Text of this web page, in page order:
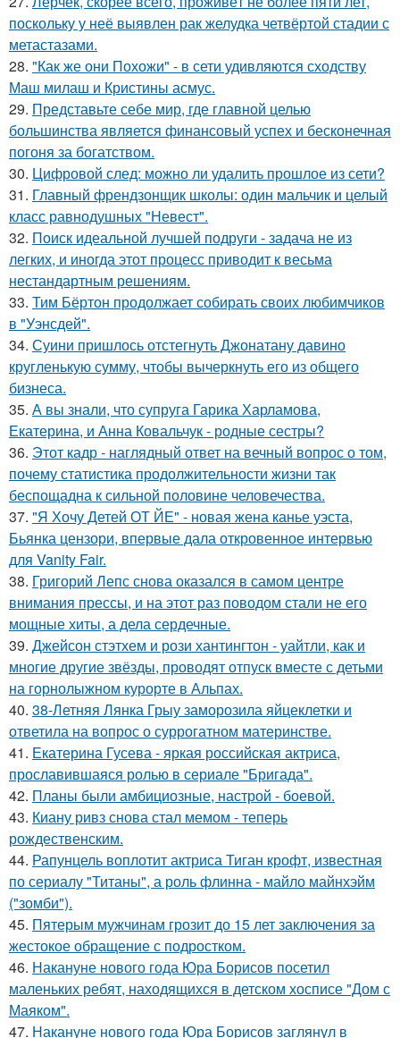
поскольку у неё выявлен рак желудка четвёртой стадии с
метастазами.
28. "Как же они Похожи" - в сети удивляются сходству
Маш милаш и Кристины асмус.
29. Представьте себе мир, где главной целью
большинства является финансовый успех и бесконечная
погоня за богатством.
30. Цифровой след: можно ли удалить прошлое из сети?
31. Главный френдзонщик школы: один мальчик и целый
класс равнодушных "Невест".
32. Поиск идеальной лучшей подруги - задача не из
легких, и иногда этот процесс приводит к весьма
нестандартным решениям.
33. Тим Бёртон продолжает собирать своих любимчиков
в "Уэнсдей".
34. Суини пришлось отстегнуть Джонатану давино
кругленькую сумму, чтобы вычеркнуть его из общего
бизнеса.
35. А вы знали, что супруга Гарика Харламова,
Екатерина, и Анна Ковальчук - родные сестры?
36. Этот кадр - наглядный ответ на вечный вопрос о том,
почему статистика продолжительности жизни так
беспощадна к сильной половине человечества.
37. "Я Хочу Детей ОТ ЙЕ" - новая жена канье уэста,
Бьянка цензори, впервые дала откровенное интервью
для Vanity Fair.
38. Григорий Лепс снова оказался в самом центре
внимания прессы, и на этот раз поводом стали не его
мощные хиты, а дела сердечные.
39. Джейсон стэтхем и рози хантингтон - уайтли, как и
многие другие звёзды, проводят отпуск вместе с детьми
на горнолыжном курорте в Альпах.
40. 38-Летняя Лянка Грыу заморозила яйцеклетки и
ответила на вопрос о суррогатном материнстве.
41. Екатерина Гусева - яркая российская актриса,
прославившаяся ролью в сериале "Бригада".
42. Планы были амбициозные, настрой - боевой.
43. Киану ривз снова стал мемом - теперь
рождественским.
44. Рапунцель воплотит актриса Тиган крофт, известная
по сериалу "Титаны", а роль флинна - майло майнхэйм
("зомби").
45. Пятерым мужчинам грозит до 15 лет заключения за
жестокое обращение с подростком.
46. Накануне нового года Юра Борисов посетил
маленьких ребят, находящихся в детском хосписе "Дом с
Маяком".
47. Накануне нового года Юра Борисов заглянул в